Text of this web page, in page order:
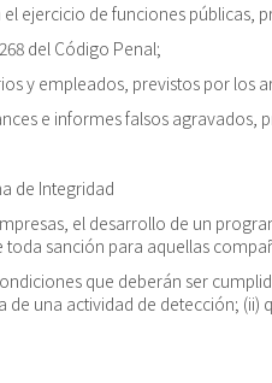
ejercicio de funciones públicas,
del Código Penal;
y empleados, previstos por los
e informes falsos agravados,
de Integridad
el desarrollo de un
sanción para aquellas
que deberán ser
de una actividad de detección;